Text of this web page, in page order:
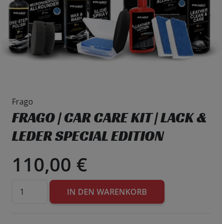
Frago
FRAGO | CAR CARE KIT | LACK &
LEDER SPECIAL EDITION
110,00 €
Frago
IN DEN WARENKORB